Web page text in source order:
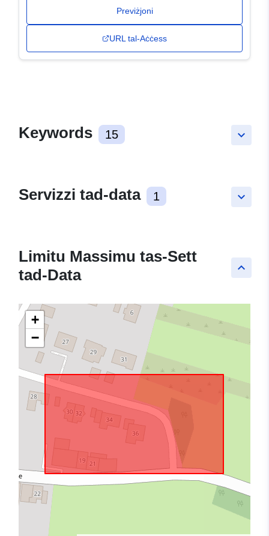
Previżjoni
URL tal-Aċċess
keyboard_arrow_down
Keywords 15
keyboard_arrow_down
Servizzi tad-data 1
keyboard_arrow_up
Limitu Massimu tas-Sett
tad-Data
+
−